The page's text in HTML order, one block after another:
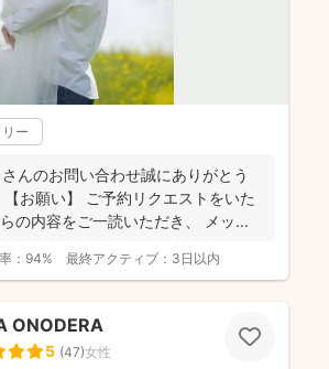
ー
んのお問い合わせ誠にありがとう
お願い】 ご予約リクエストをいた
の内容をご一読いただき、 メッ...
： 94% 最終アクティブ： 3日以内
ONODERA
5 (47)女性